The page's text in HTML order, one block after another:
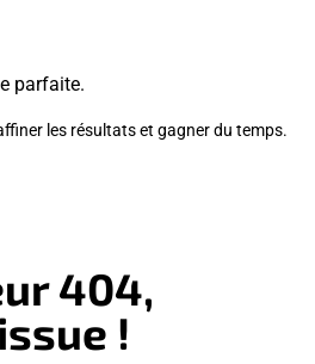
parfaite.
les résultats et gagner du temps.
404,
!